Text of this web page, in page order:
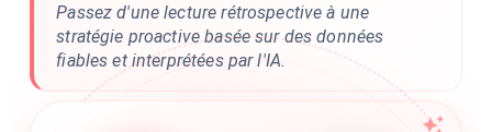
Passez d'une lecture rétrospective à une
stratégie proactive basée sur des données
fiables et interprétées par l'IA.